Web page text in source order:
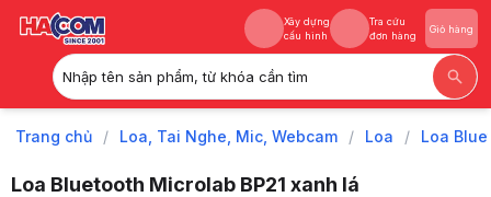
Xây dựng
cấu hình
Tra cứu
đơn hàng
Giỏ hàng
Nhập tên sản phẩm, từ khóa cần tìm
Xây dựng
Tra cứu
Trang chủ / Loa, Tai Nghe, Mic, Webcam / Loa / Loa
Loa Bluetooth Microlab BP21 xanh lá